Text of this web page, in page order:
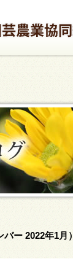
ー 2022年1月）